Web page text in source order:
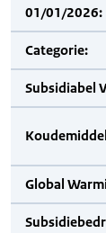
01/01/2026:
Categorie:
Subsidiabel
Global